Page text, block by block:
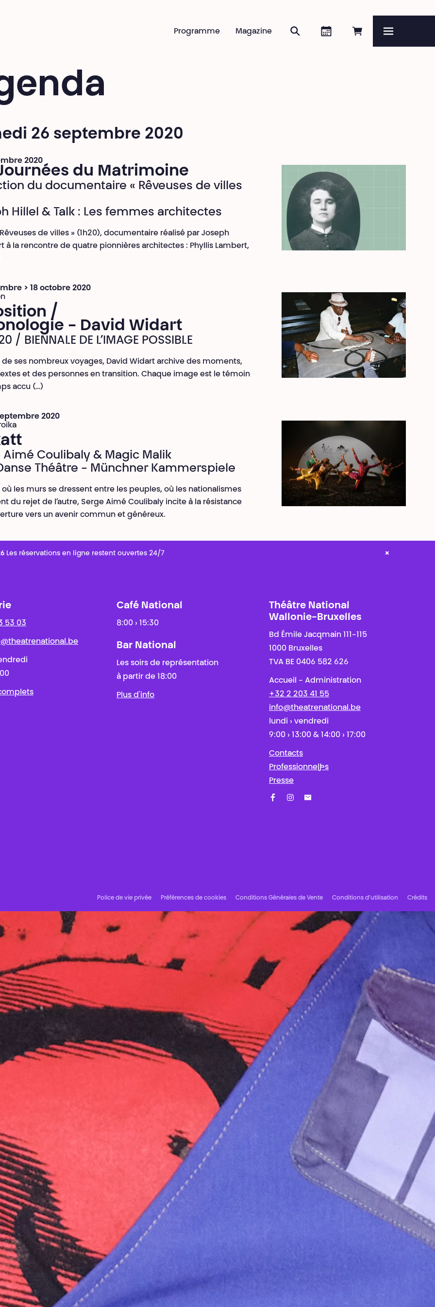
Réserver en ligne
Agenda
Rechercher
Magazine
Programme
26 septembre 2020
2020
du Matrimoine
du documentaire « Rêveuses de villes
Hillel & Talk : Les femmes architectes
Rêveuses de villes » (1h20), documentaire réalisé par Joseph
à la rencontre de quatre pionnières architectes : Phyllis Lambert,
> 18 octobre 2020
/
- David Widart
/ BIENNALE DE L’IMAGE POSSIBLE
de ses nombreux voyages, David Widart archive des moments,
et des personnes en transition. Chaque image est le témoin
accu (…)
2020
Aimé Coulibaly & Magic Malik
Théâtre - Münchner Kammerspiele
où les murs se dressent entre les peuples, où les nationalismes
du rejet de l’autre, Serge Aimé Coulibaly incite à la résistance
vers un avenir commun et généreux.
Les réservations en ligne restent ouvertes 24/7 ×
53 03
Café National
8:00 › 15:30
Bar National
Les soirs de représentation
à partir de 18:00
Plus d'info
Théâtre National
Wallonie-Bruxelles
Bd Émile Jacqmain 111-115
1000 Bruxelles
TVA BE 0406 582 626
Accueil - Administration
+32 2 203 41 55
info@theatrenational.be
lundi › vendredi
9:00 › 13:00 & 14:00 › 17:00
Contacts
Professionnel·les
Presse
Police de vie privée Préférences de cookies Conditions Générales de Vente Conditions d’utilisation Crédits